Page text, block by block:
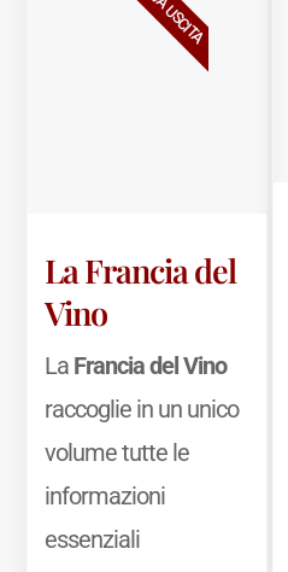
La Francia del
Vino
La Francia del Vino
raccoglie in un unico
volume tutte le
informazioni
essenziali